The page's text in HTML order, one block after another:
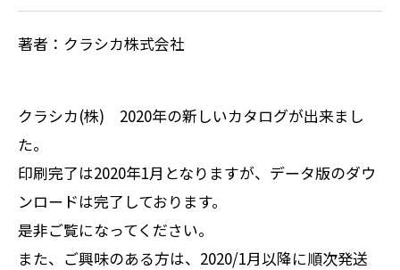
著者：クラシカ株式会社
クラシカ(株) 2020年の新しいカタログが出来まし
た。
印刷完了は2020年1月となりますが、データ版のダウ
ンロードは完了しております。
是非ご覧になってください。
また、ご興味のある方は、2020/1月以降に順次発送